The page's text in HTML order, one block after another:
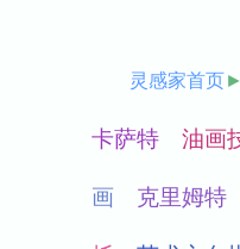
灵感家首页►